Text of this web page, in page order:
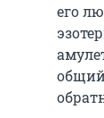
его
общий